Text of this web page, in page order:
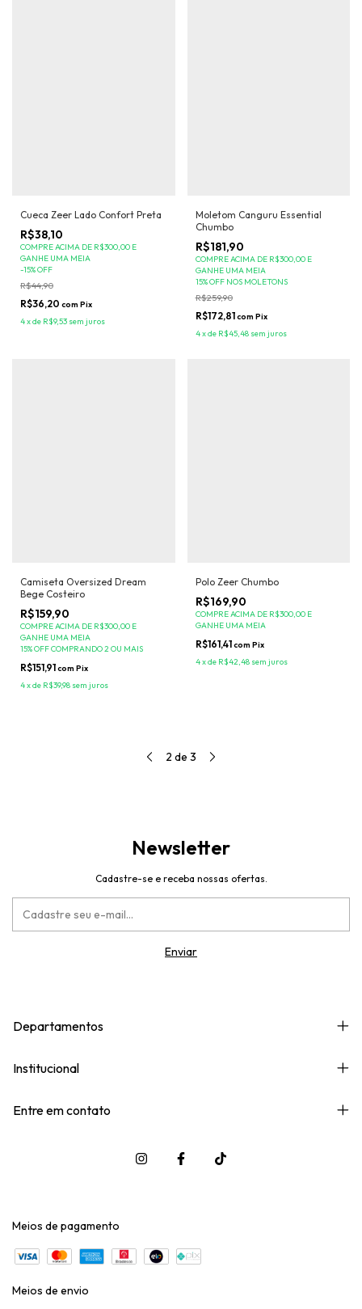
Cueca Zeer Lado Confort Preta
R$38,10
COMPRE ACIMA DE R$300,00 E
GANHE UMA MEIA
-15%OFF
R$44,90
R$36,20 com Pix
4xde R$9,53 sem juros
Moletom Canguru Essential
Chumbo
R$181,90
COMPRE ACIMA DE R$300,00 E
GANHE UMA MEIA
15% OFF NOS MOLETONS
R$259,90
R$172,81com Pix
4xde R$45,48 sem juros
Camiseta Oversized Dream
Bege Costeiro
R$159,90
COMPRE ACIMA DE R$300,00 E
GANHE UMA MEIA
15% OFF COMPRANDO 2 OU MAIS
R$151,91com Pix
4xde R$39,98 sem juros
Polo Zeer Chumbo
R$169,90
COMPRE ACIMA DE R$300,00 E
GANHE UMA MEIA
R$161,41com Pix
4xde R$42,48 sem juros
2 de 3
Newsletter
Cadastre-se e receba nossas ofertas.
Departamentos
Institucional
Entre em contato
Meios de pagamento
Meios de envio